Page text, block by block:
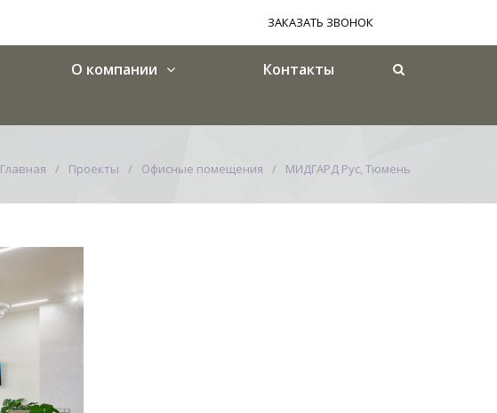
ЗАКАЗАТЬ ЗВОНОК
О компании Контакты
Главная Проекты Офисные помещения МИДГАРД Рус, Тюмень